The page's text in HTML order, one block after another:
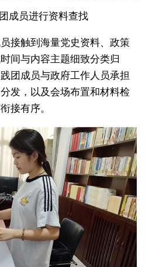
成员进行资料查找
接触到海量党史资料、政策
间与内容主题细致分类归
团成员与政府工作人员承担
发，以及会场布置和材料检
接有序。